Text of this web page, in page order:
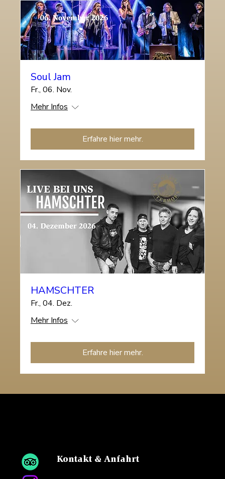
Soul Jam
Fr., 06. Nov.
Mehr Infos
Erfahre hier mehr.
HAMSCHTER
Fr., 04. Dez.
Mehr Infos
Erfahre hier mehr.
Kontakt & Anfahrt